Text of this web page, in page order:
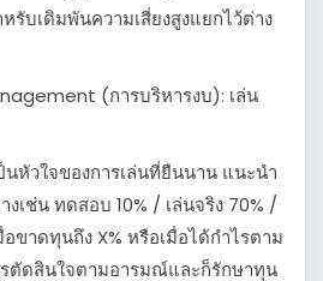
รับเดิมพันความเสี่ยงสูงแยกไว้ต่าง
(การบริหารงบ): เล่น
หัวใจของการเล่นที่ยืนนาน แนะนำ
เช่น ทดสอบ 10% / เล่นจริง 70% /
ขาดทุนถึง X% หรือเมื่อได้กำไรตาม
ตัดสินใจตามอารมณ์และก็รักษาทุน